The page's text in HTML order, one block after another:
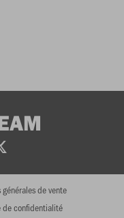
de vente
de confidentialité